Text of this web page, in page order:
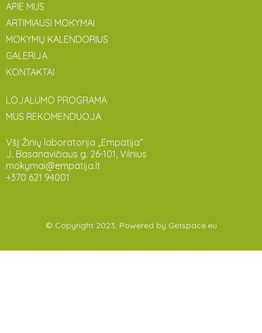
APIE MUS
ARTIMIAUSI MOKYMAI
MOKYMŲ KALENDORIUS
GALERIJA
KONTAKTAI
LOJALUMO PROGRAMA
MUS REKOMENDUOJA
VšĮ Žinių laboratorija „Empatija“
J. Basanavičiaus g. 26-101, Vilnius
mokymai@empatija.lt
+370 621 94001
© Copyright 2023, Powered by Getspace.eu